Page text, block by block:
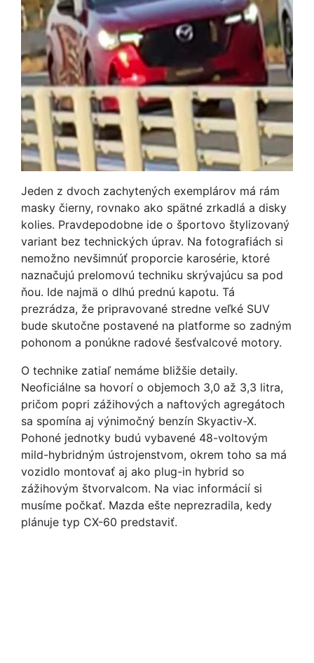
Jeden z dvoch zachytených exemplárov má rám
masky čierny, rovnako ako spätné zrkadlá a disky
kolies. Pravdepodobne ide o športovo štylizovaný
variant bez technických úprav. Na fotografiách si
nemožno nevšimnúť proporcie karosérie, ktoré
naznačujú prelomovú techniku skrývajúcu sa pod
ňou. Ide najmä o dlhú prednú kapotu. Tá
prezrádza, že pripravované stredne veľké SUV
bude skutočne postavené na platforme so zadným
pohonom a ponúkne radové šesťvalcové motory.
O technike zatiaľ nemáme bližšie detaily.
Neoficiálne sa hovorí o objemoch 3,0 až 3,3 litra,
pričom popri zážihových a naftových agregátoch
sa spomína aj výnimočný benzín Skyactiv-X.
Pohoné jednotky budú vybavené 48-voltovým
mild-hybridným ústrojenstvom, okrem toho sa má
vozidlo montovať aj ako plug-in hybrid so
zážihovým štvorvalcom. Na viac informácií si
musíme počkať. Mazda ešte neprezradila, kedy
plánuje typ CX-60 predstaviť.